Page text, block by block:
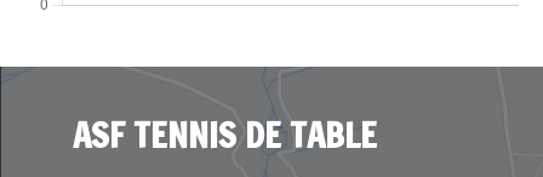
ASF TENNIS DE TABLE